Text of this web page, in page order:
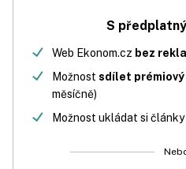
S
Web Ekonom.cz bez
Možnost sdílet prémiový
měsíčně)
Možnost ukládat si